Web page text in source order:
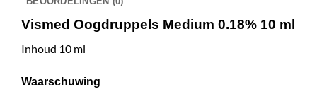
Vismed Oogdruppels Medium 0.18% 10 ml
Inhoud 10 ml
Waarschuwing